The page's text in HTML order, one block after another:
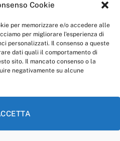
Cookie
per memorizzare e/o accedere alle
per migliorare l'esperienza di
personalizzati. Il consenso a queste
dati quali il comportamento di
sito. Il mancato consenso o la
negativamente su alcune
presso l’Ufficio Italiano
del 9 febbraio 2017.